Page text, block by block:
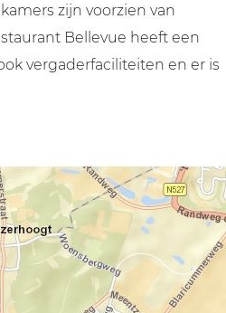
zijn voorzien van
Bellevue heeft een
vergaderfaciliteiten en er is